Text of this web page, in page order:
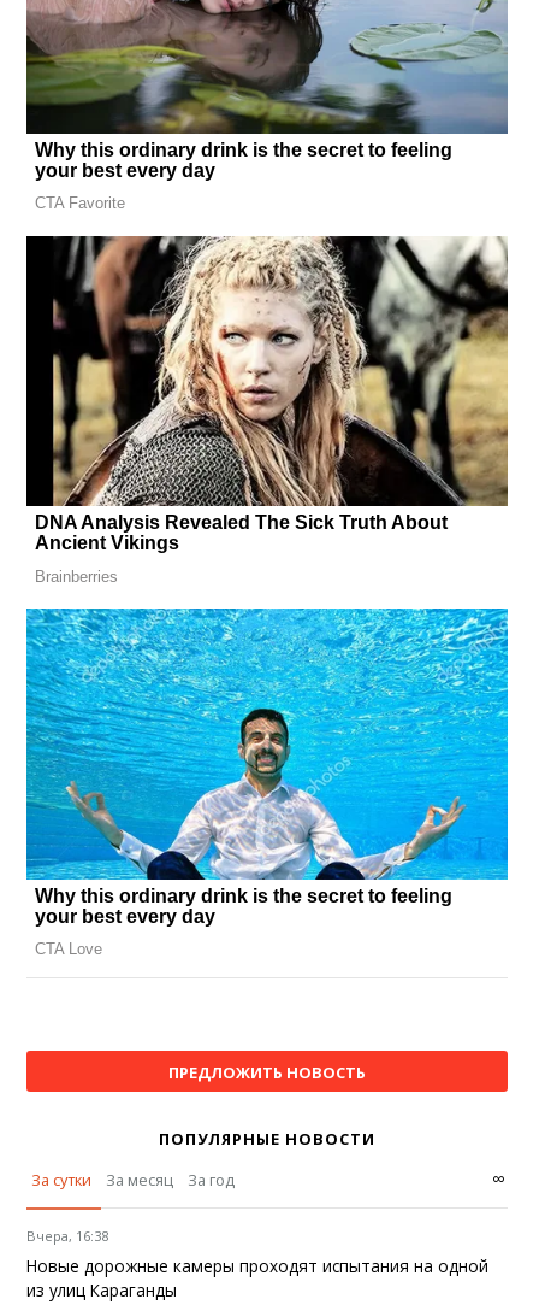
ПРЕДЛОЖИТЬ НОВОСТЬ
ПОПУЛЯРНЫЕ НОВОСТИ
За сутки
За месяц За год ∞
Вчера, 16:38
Новые дорожные камеры проходят испытания на одной
из улиц Караганды